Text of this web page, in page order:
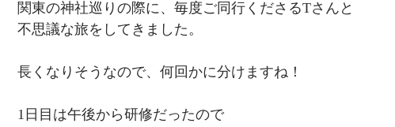
関東の神社巡りの際に、毎度ご同行くださるTさんと
不思議な旅をしてきました。
長くなりそうなので、何回かに分けますね！
1日目は午後から研修だったので